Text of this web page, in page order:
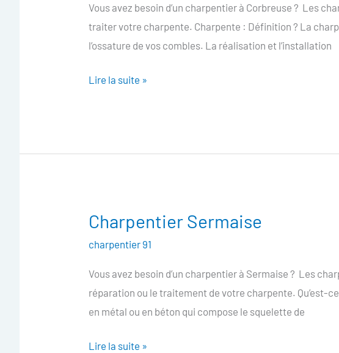
Vous avez besoin d’un charpentier à Corbreuse ? Les
traiter votre charpente. Charpente : Définition ? La
l’ossature de vos combles. La réalisation et l’installation
Lire la suite »
Charpentier Sermaise
charpentier 91
Vous avez besoin d’un charpentier à Sermaise ? Les
réparation ou le traitement de votre charpente. Qu’est-
en métal ou en béton qui compose le squelette de
Charpentier
Lire la suite »